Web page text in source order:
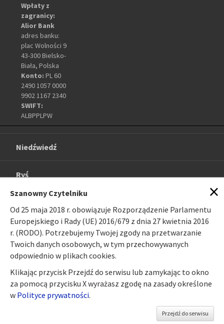
Wpłaty z
zagranicy:
Alior Bank
adres banku:
plac Wolności 9
43-300 Bielsko-
Biała, Polska
Konto: PL 60
2490 1057 0000
9902 1167 2340
SWIFT:
ALBPPLPW
Niedźwiedź
Ryś
Galeria
Linki
Kontakt
×
Szanowny Czytelniku
Od 25 maja 2018 r. obowiązuje Rozporządzenie Parlamentu
Europejskiego i Rady (UE) 2016/679 z dnia 27 kwietnia 2016
r. (RODO). Potrzebujemy Twojej zgody na przetwarzanie
Twoich danych osobowych, w tym przechowywanych
odpowiednio w plikach cookies.
Klikając przycisk Przejdź do serwisu lub zamykając to okno
za pomocą przycisku X wyrażasz zgodę na zasady określone
w Polityce prywatności.
Przejdź do serwisu